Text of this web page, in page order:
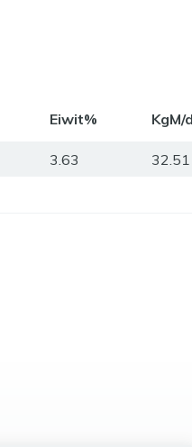
Eiwit% KgM/
3.63 32.51